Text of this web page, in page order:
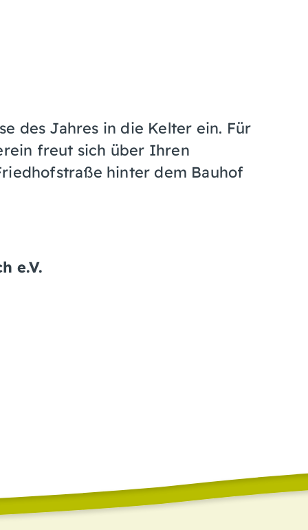
des Jahres in die Kelter ein. Für
freut sich über Ihren
hinter dem Bauhof
e.V.